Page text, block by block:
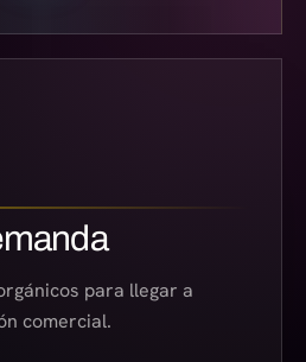
para llegar a
comercial.